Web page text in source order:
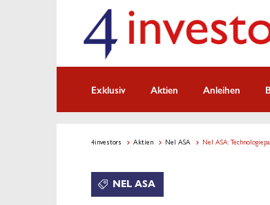
Exklusiv Aktien Anleihen
4investors Aktien Nel ASA Nel ASA:
NEL ASA